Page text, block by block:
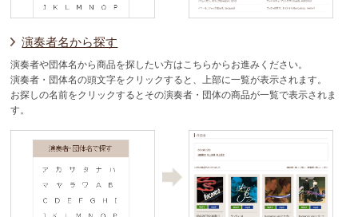
演奏者名から探す
演奏者や団体名から商品を探したい方はこちらからお進みください。
演奏者・団体名の頭文字をクリックすると、上部に一覧が表示されます。
お探しの名前をクリックするとその演奏者・団体の商品が一覧で表示されま
す。